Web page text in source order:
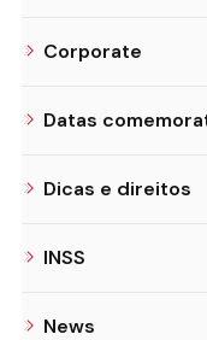
Corporate
Datas
Dicas e direitos
INSS
News